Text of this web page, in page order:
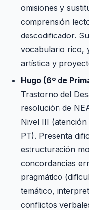
omisiones y
comprensión
descodificador.
vocabulario rico,
artística y
Hugo (6º de
Trastorno del
resolución de
Nivel III
PT). Presenta
estructuración
concordancias
pragmático
temático,
conflictos